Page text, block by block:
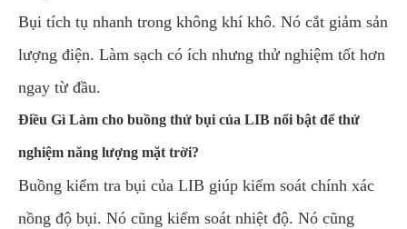
Bụi tích tụ nhanh trong không khí khô. Nó cắt giảm sản
lượng điện. Làm sạch có ích nhưng thử nghiệm tốt hơn
ngay từ đầu.
Điều Gì Làm cho buồng thử bụi của LIB nổi bật để thử
nghiệm năng lượng mặt trời?
Buồng kiểm tra bụi của LIB giúp kiểm soát chính xác
nồng độ bụi. Nó cũng kiểm soát nhiệt độ. Nó cũng